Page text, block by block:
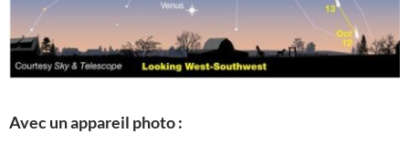
Avec un appareil photo :